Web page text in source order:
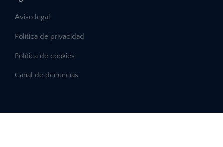
Aviso legal
Política de privacidad
Política de cookies
Canal de denuncias